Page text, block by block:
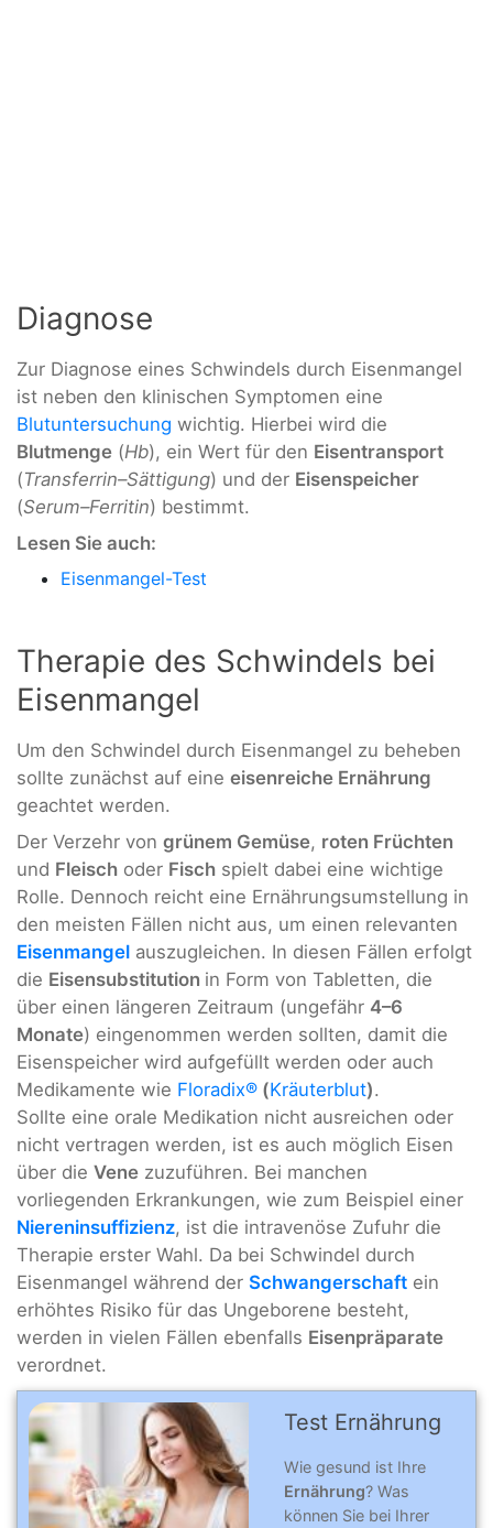
Diagnose
Zur Diagnose eines Schwindels durch Eisenmangel
ist neben den klinischen Symptomen eine
Blutuntersuchung wichtig. Hierbei wird die
Blutmenge (Hb), ein Wert für den Eisentransport
(Transferrin–Sättigung) und der Eisenspeicher
(Serum–Ferritin) bestimmt.
Lesen Sie auch:
Eisenmangel-Test
Therapie des Schwindels bei
Eisenmangel
Um den Schwindel durch Eisenmangel zu beheben
sollte zunächst auf eine eisenreiche Ernährung
geachtet werden.
Der Verzehr von grünem Gemüse, roten Früchten
und Fleisch oder Fisch spielt dabei eine wichtige
Rolle. Dennoch reicht eine Ernährungsumstellung in
den meisten Fällen nicht aus, um einen relevanten
Eisenmangel auszugleichen. In diesen Fällen erfolgt
die Eisensubstitution in Form von Tabletten, die
über einen längeren Zeitraum (ungefähr 4–6
Monate) eingenommen werden sollten, damit die
Eisenspeicher wird aufgefüllt werden oder auch
Medikamente wie Floradix® (Kräuterblut).
Sollte eine orale Medikation nicht ausreichen oder
nicht vertragen werden, ist es auch möglich Eisen
über die Vene zuzuführen. Bei manchen
vorliegenden Erkrankungen, wie zum Beispiel einer
Niereninsuffizienz, ist die intravenöse Zufuhr die
Therapie erster Wahl. Da bei Schwindel durch
Eisenmangel während der Schwangerschaft ein
erhöhtes Risiko für das Ungeborene besteht,
werden in vielen Fällen ebenfalls Eisenpräparate
verordnet.
Test Ernährung
Wie gesund ist Ihre
Ernährung? Was
können Sie bei Ihrer